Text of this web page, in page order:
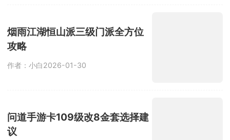
烟雨江湖恒山派三级门派全方位
攻略
作者：小白2026-01-30
问道手游卡109级改8金套选择建
议